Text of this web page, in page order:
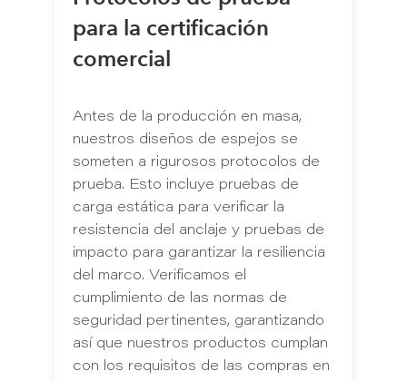
para la certificación
comercial
Antes de la producción en masa,
nuestros diseños de espejos se
someten a rigurosos protocolos de
prueba. Esto incluye pruebas de
carga estática para verificar la
resistencia del anclaje y pruebas de
impacto para garantizar la resiliencia
del marco. Verificamos el
cumplimiento de las normas de
seguridad pertinentes, garantizando
así que nuestros productos cumplan
con los requisitos de las compras en